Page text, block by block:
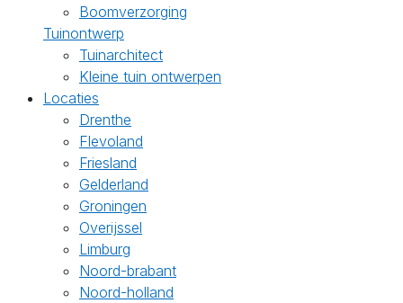
Boomverzorging
Tuinontwerp
Tuinarchitect
Kleine tuin ontwerpen
Locaties
Drenthe
Flevoland
Friesland
Gelderland
Groningen
Overijssel
Limburg
Noord-brabant
Noord-holland